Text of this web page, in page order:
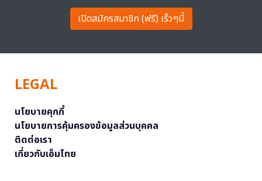
เปิดสมัครสมาชิก (ฟรี) เร็วๆนี้
LEGAL
นโยบายคุกกี้
นโยบายการคุ้มครองข้อมูลส่วนบุคคล
ติดต่อเรา
เกี่ยวกับเอ็มไทย